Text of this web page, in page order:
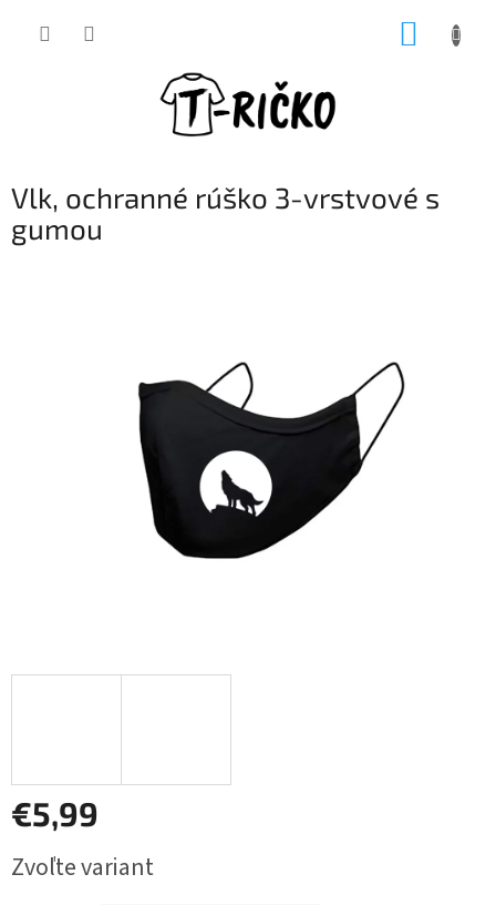
Vlk, ochranné rúško 3-vrstvové s
gumou
€5,99
cena:
Zvoľte variant